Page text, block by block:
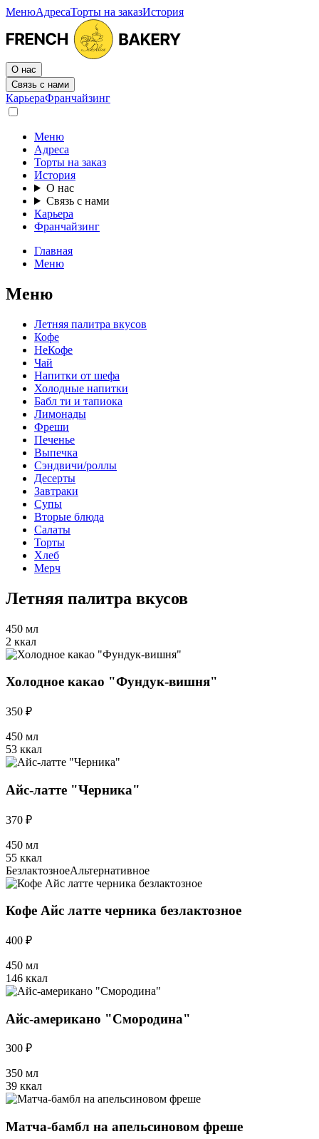
МенюАдресаТорты на заказИстория
О нас
Связь с нами
КарьераФранчайзинг
Меню
Адреса
Торты на заказ
История
О нас
Связь с нами
Карьера
Франчайзинг
Главная
Меню
Меню
Летняя палитра вкусов
Кофе
НеКофе
Чай
Напитки от шефа
Холодные напитки
Бабл ти и тапиока
Лимонады
Фреши
Печенье
Выпечка
Сэндвичи/роллы
Десерты
Завтраки
Супы
Вторые блюда
Салаты
Торты
Хлеб
Мерч
Летняя палитра вкусов
450 мл
2 ккал
Холодное какао "Фундук-вишня"
350 ₽
450 мл
53 ккал
Айс-латте "Черника"
370 ₽
450 мл
55 ккал
БезлактозноеАльтернативное
Кофе Айс латте черника безлактозное
400 ₽
450 мл
146 ккал
Айс-американо "Смородина"
300 ₽
350 мл
39 ккал
Матча-бамбл на апельсиновом фреше